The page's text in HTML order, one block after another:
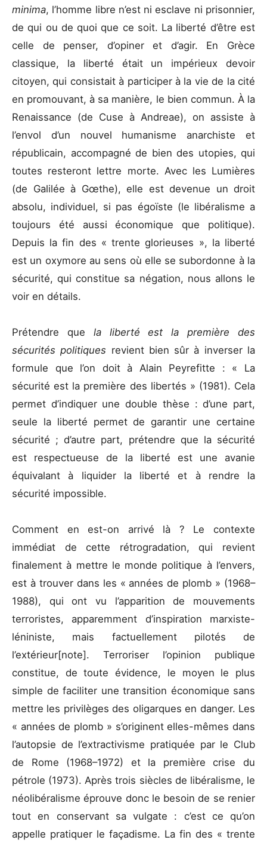
minima, l’homme libre n’est ni esclave ni prisonnier,
de qui ou de quoi que ce soit. La liberté d’être est
celle de penser, d’opiner et d’agir. En Grèce
classique, la liberté était un impérieux devoir
citoyen, qui consistait à participer à la vie de la cité
en promouvant, à sa manière, le bien commun. À la
Renaissance (de Cuse à Andreae), on assiste à
l’envol d’un nouvel humanisme anarchiste et
républicain, accompagné de bien des utopies, qui
toutes resteront lettre morte. Avec les Lumières
(de Galilée à Gœthe), elle est devenue un droit
absolu, individuel, si pas égoïste (le libéralisme a
toujours été aussi économique que politique).
Depuis la fin des « trente glorieuses », la liberté
est un oxymore au sens où elle se subordonne à la
sécurité, qui constitue sa négation, nous allons le
voir en détails.
Prétendre que la liberté est la première des
sécurités politiques revient bien sûr à inverser la
formule que l’on doit à Alain Peyrefitte : « La
sécurité est la première des libertés » (1981). Cela
permet d’indiquer une double thèse : d’une part,
seule la liberté permet de garantir une certaine
sécurité ; d’autre part, prétendre que la sécurité
est respectueuse de la liberté est une avanie
équivalant à liquider la liberté et à rendre la
sécurité impossible.
Comment en est-on arrivé là ? Le contexte
immédiat de cette rétrogradation, qui revient
finalement à mettre le monde politique à l’envers,
est à trouver dans les « années de plomb » (1968–
1988), qui ont vu l’apparition de mouvements
terroristes, apparemment d’inspiration marxiste-
léniniste, mais factuellement pilotés de
l’extérieur[note]. Terroriser l’opinion publique
constitue, de toute évidence, le moyen le plus
simple de faciliter une transition économique sans
mettre les privilèges des oligarques en danger. Les
« années de plomb » s’originent elles-mêmes dans
l’autopsie de l’extractivisme pratiquée par le Club
de Rome (1968–1972) et la première crise du
pétrole (1973). Après trois siècles de libéralisme, le
néolibéralisme éprouve donc le besoin de se renier
tout en conservant sa vulgate : c’est ce qu’on
appelle pratiquer le façadisme. La fin des « trente